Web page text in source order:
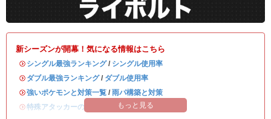
新シーズンが開幕！気になる情報はこちら
・ シングル最強ランキング/ シングル使用率
・ ダブル最強ランキング/ ダブル使用率
・強いポケモンと対策一覧 / 雨パ構築と対策
・特殊アタッカーのおすすめランキング
もっと見る